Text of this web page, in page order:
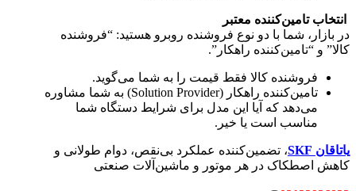
انتخاب تامین‌کننده معتبر
در بازار، شما با دو نوع فروشنده روبرو هستید: “فروشنده
کالا” و “تامین‌کننده راهکار”.
فروشنده کالا فقط قیمت را به شما می‌گوید.
تامین‌کننده راهکار (Solution Provider) به شما مشاوره
می‌دهد که آیا این مدل برای شرایط دستگاه شما
مناسب است یا خیر.
یاتاقان‌ SKF
، تضمین‌کننده عملکرد بی‌نقص، دوام طولانی و
کاهش اصطکاک در هر موتور و ماشین‌آلات صنعتی